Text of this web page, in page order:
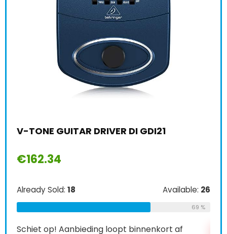
V-TONE GUITAR DRIVER DI GDI21
€162.34
Already Sold: 18 Available: 26
69 %
Schiet op! Aanbieding loopt binnenkort af